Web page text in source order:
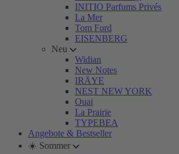
INITIO Parfums Privés
La Mer
Tom Ford
EISENBERG
Neu
Widian
New Notes
IRÄYE
NEST NEW YORK
Ouai
La Prairie
TYPEBEA
Angebote & Bestseller
☀️ Sommer